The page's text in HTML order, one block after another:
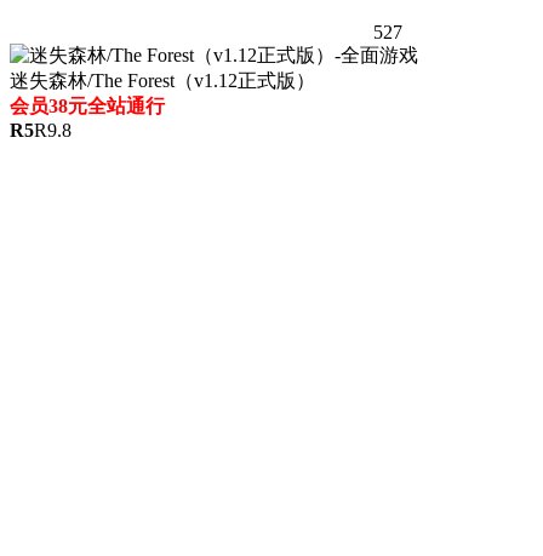
527
迷失森林/The Forest（v1.12正式版）
会员38元全站通行
R5R9.8